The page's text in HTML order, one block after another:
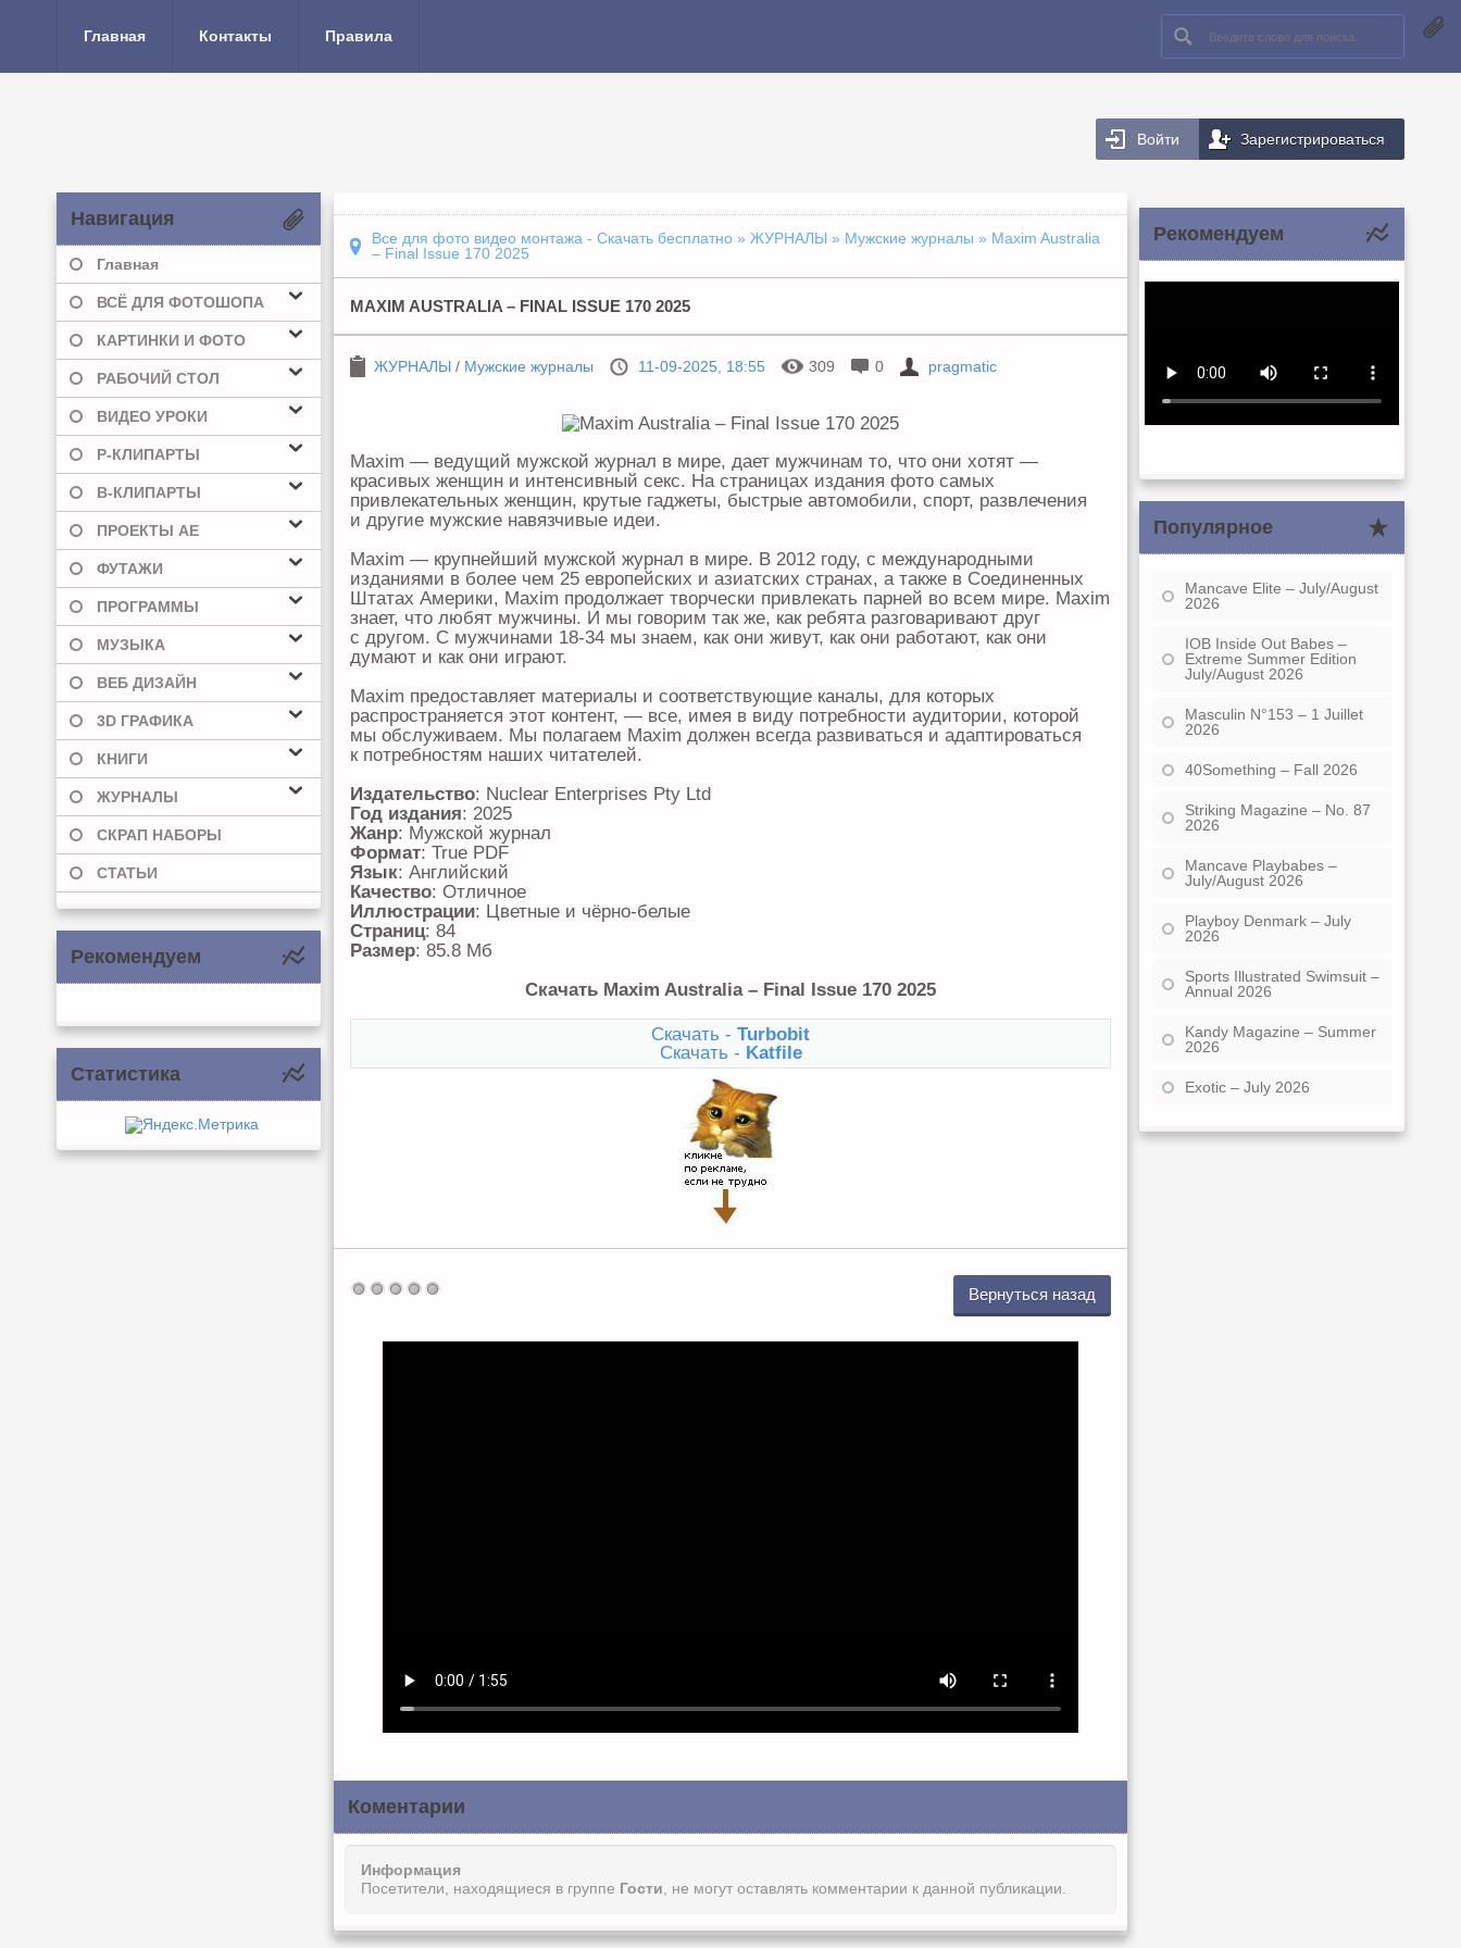
Главная Контакты Правила
Войти Зарегистрироваться
Навигация
Главная
ВСЁ ДЛЯ ФОТОШОПА
КАРТИНКИ И ФОТО
РАБОЧИЙ СТОЛ
ВИДЕО УРОКИ
Р-КЛИПАРТЫ
В-КЛИПАРТЫ
ПРОЕКТЫ AE
ФУТАЖИ
ПРОГРАММЫ
МУЗЫКА
ВЕБ ДИЗАЙН
3D ГРАФИКА
КНИГИ
ЖУРНАЛЫ
СКРАП НАБОРЫ
СТАТЬИ
Рекомендуем
Статистика
Все для фото видео монтажа - Скачать бесплатно » ЖУРНАЛЫ » Мужские журналы » Maxim Australia
– Final Issue 170 2025
MAXIM AUSTRALIA – FINAL ISSUE 170 2025
ЖУРНАЛЫ / Мужские журналы 11-09-2025, 18:55 309 0 pragmatic
Maxim — ведущий мужской журнал в мире, дает мужчинам то, что они хотят —
красивых женщин и интенсивный секс. На страницах издания фото самых
привлекательных женщин, крутые гаджеты, быстрые автомобили, спорт, развлечения
и другие мужские навязчивые идеи.
Maxim — крупнейший мужской журнал в мире. В 2012 году, с международными
изданиями в более чем 25 европейских и азиатских странах, а также в Соединенных
Штатах Америки, Maxim продолжает творчески привлекать парней во всем мире. Maxim
знает, что любят мужчины. И мы говорим так же, как ребята разговаривают друг
с другом. С мужчинами 18-34 мы знаем, как они живут, как они работают, как они
думают и как они играют.
Maxim предоставляет материалы и соответствующие каналы, для которых
распространяется этот контент, — все, имея в виду потребности аудитории, которой
мы обслуживаем. Мы полагаем Maxim должен всегда развиваться и адаптироваться
к потребностям наших читателей.
Издательство: Nuclear Enterprises Pty Ltd
Год издания: 2025
Жанр: Мужской журнал
Формат: True PDF
Язык: Английский
Качество: Отличное
Иллюстрации: Цветные и чёрно-белые
Страниц: 84
Размер: 85.8 Мб
Скачать Maxim Australia – Final Issue 170 2025
Скачать - Turbobit
Скачать - Katfile
Вернуться назад
Коментарии
Информация
Посетители, находящиеся в группе Гости , не могут оставлять комментарии к данной публикации.
Рекомендуем
Популярное
Mancave Elite – July/August
2026
IOB Inside Out Babes –
Extreme Summer Edition
July/August 2026
Masculin N°153 – 1 Juillet
2026
40Something – Fall 2026
Striking Magazine – No. 87
2026
Mancave Playbabes –
July/August 2026
Playboy Denmark – July
2026
Sports Illustrated Swimsuit –
Annual 2026
Kandy Magazine – Summer
2026
Exotic – July 2026